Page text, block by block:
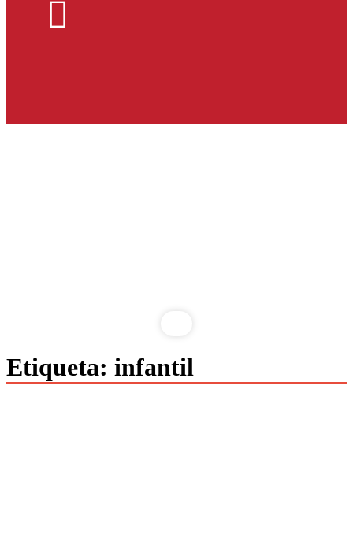
Etiqueta: infantil